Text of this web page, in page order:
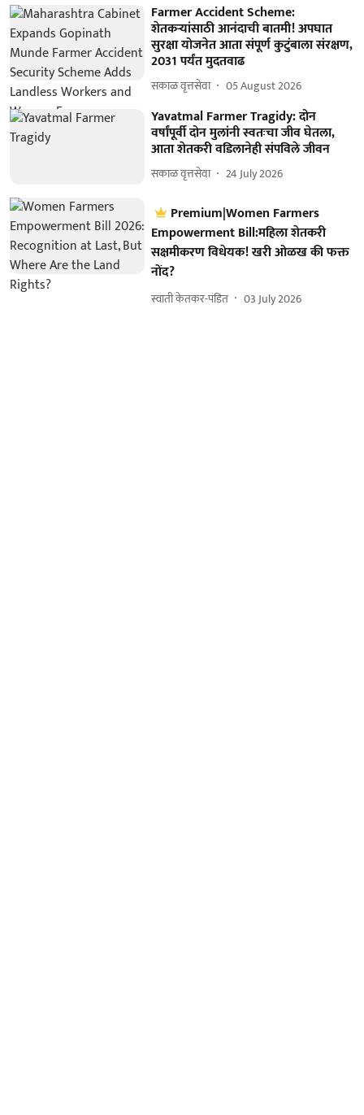
Farmer Accident Scheme:
शेतकऱ्यांसाठी आनंदाची बातमी! अपघात
सुरक्षा योजनेत आता संपूर्ण कुटुंबाला संरक्षण,
2031 पर्यंत मुदतवाढ
सकाळ वृत्तसेवा 05 August 2026
Yavatmal Farmer Tragidy: दोन
वर्षांपूर्वी दोन मुलांनी स्वतःचा जीव घेतला,
आता शेतकरी वडिलानेही संपविले जीवन
सकाळ वृत्तसेवा 24 July 2026
Premium|Women Farmers
Empowerment Bill:महिला शेतकरी
सक्षमीकरण विधेयक! खरी ओळख की फक्त
नोंद?
स्वाती केतकर-पंडित 03 July 2026